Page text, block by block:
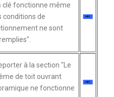
clé fonctionne même
conditions de
ne sont
à la section "Le
de toit ouvrant
ne fonctionne